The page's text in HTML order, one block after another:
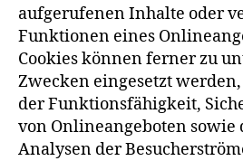
aufgerufenen Inhalte oder
Funktionen eines
Cookies können ferner zu
Zwecken eingesetzt
der Funktionsfähigkeit,
von Onlineangeboten sowie
Analysen der